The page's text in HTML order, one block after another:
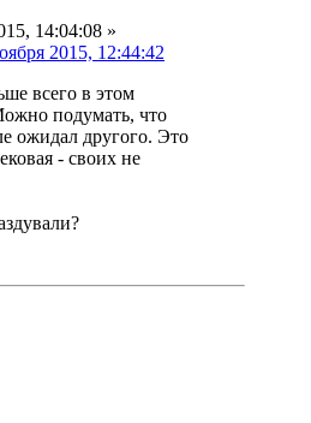
14:04:08 »
2015, 12:44:42
всего в этом
подумать, что
ожидал другого. Это
- своих не